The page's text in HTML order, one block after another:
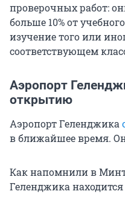
проверочных работ:
больше 10% от
изучение того или
соответствующем
Аэропорт
открытию
Аэропорт Геленджика
в ближайшее время.
Как напомнили в
Геленджика